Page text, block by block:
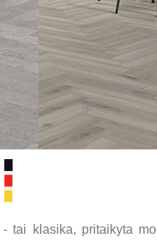
tai klasika, pritaikyta